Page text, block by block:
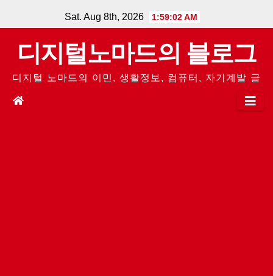
to
content
Sat. Aug 8th, 2026 1:59:03 AM
디지털노마드의 블로그
디지털 노마드의 이민, 생활정보, 컴퓨터, 자기계발 글